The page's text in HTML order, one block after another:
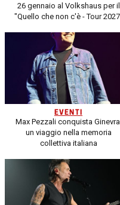
26 gennaio al Volkshaus per il
"Quello che non c'è - Tour
EVENTI
Max Pezzali conquista
un viaggio nella memoria
collettiva italiana